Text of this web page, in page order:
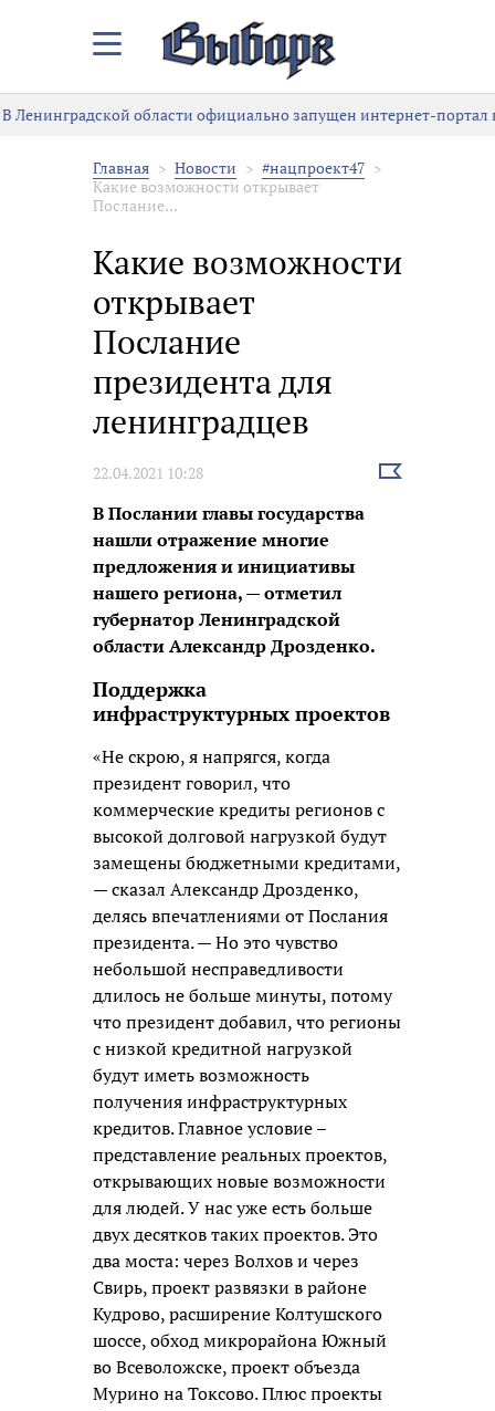
Закрыть/
меню
В Ленинградской области официально запущен интернет-портал
Главная Новости
#нацпроект47
Какие возможности открывает
Послание...
Какие возможности
открывает
Послание
президента для
ленинградцев
22.04.2021 10:28
Выбрать
В Послании главы государства
нашли отражение многие
предложения и инициативы
нашего региона, — отметил
губернатор Ленинградской
области Александр Дрозденко.
Поддержка
инфраструктурных проектов
«Не скрою, я напрягся, когда
президент говорил, что
коммерческие кредиты регионов с
высокой долговой нагрузкой будут
замещены бюджетными кредитами,
— сказал Александр Дрозденко,
делясь впечатлениями от Послания
президента. — Но это чувство
небольшой несправедливости
длилось не больше минуты, потому
что президент добавил, что регионы
с низкой кредитной нагрузкой
будут иметь возможность
получения инфраструктурных
кредитов. Главное условие –
представление реальных проектов,
открывающих новые возможности
для людей. У нас уже есть больше
двух десятков таких проектов. Это
два моста: через Волхов и через
Свирь, проект развязки в районе
Кудрово, расширение Колтушского
шоссе, обход микрорайона Южный
во Всеволожске, проект объезда
Мурино на Токсово. Плюс проекты